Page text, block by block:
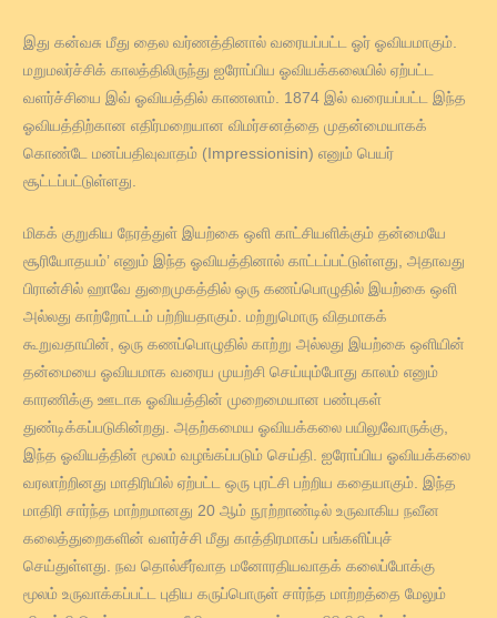
இது கன்வசு மீது தைல வர்ணத்தினால் வரையப்பட்ட ஓர் ஓவியமாகும்.
மறுமலர்ச்சிக் காலத்திலிருந்து ஐரோப்பிய ஓவியக்கலையில் ஏற்பட்ட
வளர்ச்சியை இவ் ஓவியத்தில் காணலாம். 1874 இல் வரையப்பட்ட இந்த
ஓவியத்திற்கான எதிர்மறையான விமர்சனத்தை முதன்மையாகக்
கொண்டே மனப்பதிவுவாதம் (Impressionisin) எனும் பெயர்
சூட்டப்பட்டுள்ளது.
மிகக் குறுகிய நேரத்துள் இயற்கை ஒளி காட்சியளிக்கும் தன்மையே
சூரியோதயம்’ எனும் இந்த ஓவியத்தினால் காட்டப்பட்டுள்ளது, அதாவது
பிரான்சில் ஹாவே துறைமுகத்தில் ஒரு கணப்பொழுதில் இயற்கை ஒளி
அல்லது காற்றோட்டம் பற்றியதாகும். மற்றுமொரு விதமாகக்
கூறுவதாயின், ஒரு கணப்பொழுதில் காற்று அல்லது இயற்கை ஒளியின்
தன்மையை ஓவியமாக வரைய முயற்சி செய்யும்போது காலம் எனும்
காரணிக்கு ஊடாக ஓவியத்தின் முறைமையான பண்புகள்
துண்டிக்கப்படுகின்றது. அதற்கமைய ஓவியக்கலை பயிலுவோருக்கு,
இந்த ஓவியத்தின் மூலம் வழங்கப்படும் செய்தி. ஐரோப்பிய ஓவியக்கலை
வரலாற்றினது மாதிரியில் ஏற்பட்ட ஒரு புரட்சி பற்றிய கதையாகும். இந்த
மாதிரி சார்ந்த மாற்றமானது 20 ஆம் நூற்றாண்டில் உருவாகிய நவீன
கலைத்துறைகளின் வளர்ச்சி மீது காத்திரமாகப் பங்களிப்புச்
செய்துள்ளது. நவ தொல்சீர்வாத மனோரதியவாதக் கலைப்போக்கு
மூலம் உருவாக்கப்பட்ட புதிய கருப்பொருள் சார்ந்த மாற்றத்தை மேலும்